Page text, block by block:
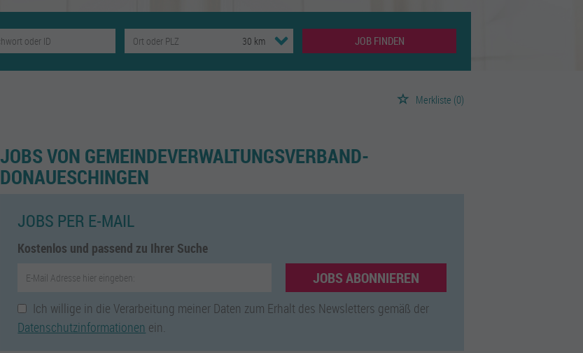
JOB FINDEN
Merkliste (0)
JOBS VON GEMEINDEVERWALTUNGSVERBAND-
DONAUESCHINGEN
JOBS PER E-MAIL
Kostenlos und passend zu Ihrer Suche
JOBS ABONNIEREN
Ich willige in die Verarbeitung meiner Daten zum Erhalt des Newsletters gemäß der
Datenschutzinformationen ein.